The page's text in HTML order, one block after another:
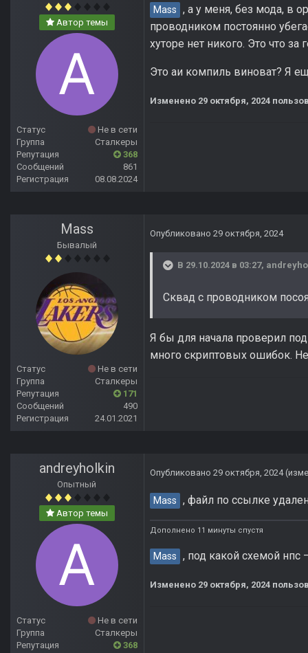
Автор темы
Статус
Не в сети
Группа
Сталкеры
Репутация
368
Сообщений
861
Регистрация
08.08.2024
Mass , а у меня, без мода, в
проводником постоянно
хуторе нет никого. Это что за
Это аи компиль виноват? Я
Изменено 29 октября, 2024
Mass
Бывалый
Статус
Не в сети
Группа
Сталкеры
Репутация
171
Сообщений
490
Регистрация
24.01.2021
Опубликовано 29 октября, 2024
В 29.10.2024 в 03:27,
Сквад с проводником
Я бы для начала проверил
много скриптовых ошибок.
andreyholkin
Опытный
Автор темы
Статус
Не в сети
Группа
Сталкеры
Репутация
368
Опубликовано 29 октября, 2024
Mass , файл по ссылке
Дополнено 11 минуты спустя
Mass , под какой схемой нпс
Изменено 29 октября, 2024